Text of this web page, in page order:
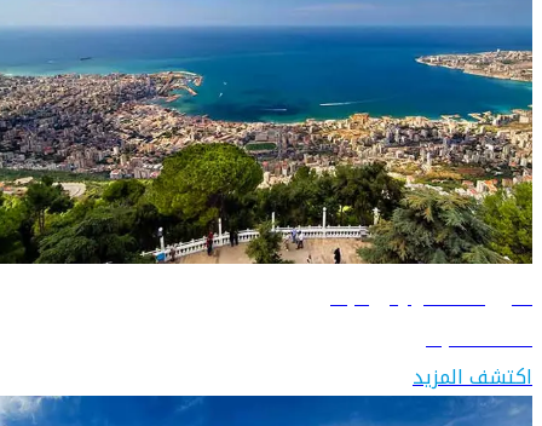
دليل السفر إلى لبنان
اكتشف لبنان
اكتشف المزيد